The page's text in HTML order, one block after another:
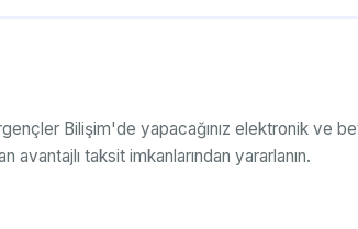
Bilişim'de yapacağınız elektronik ve
taksit imkanlarından yararlanın.